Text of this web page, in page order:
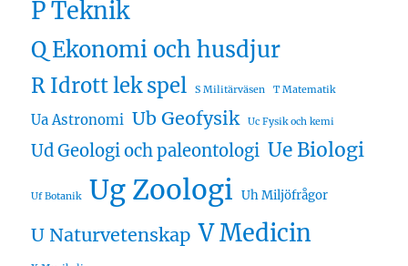
P Teknik
Q Ekonomi och husdjur
R Idrott lek spel S Militärväsen T Matematik
Ua Astronomi Ub Geofysik Uc Fysik och kemi
Ud Geologi och paleontologi Ue Biologi
Uf Botanik Ug Zoologi Uh Miljöfrågor
U Naturvetenskap V Medicin